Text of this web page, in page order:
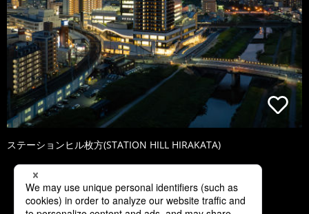
ステーションヒル枚方(STATION HILL HIRAKATA)
1 2 3 4 5